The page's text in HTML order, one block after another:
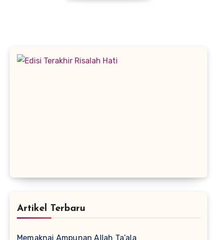
Artikel Terbaru
Memaknai Ampunan Allah Ta’ala